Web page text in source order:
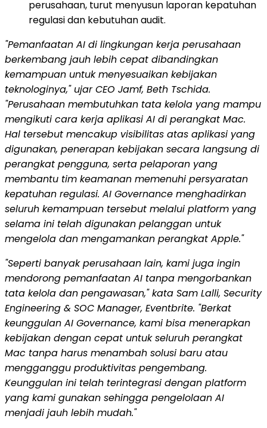
perusahaan, turut menyusun laporan kepatuhan
regulasi dan kebutuhan audit.
"Pemanfaatan AI di lingkungan kerja perusahaan
berkembang jauh lebih cepat dibandingkan
kemampuan untuk menyesuaikan kebijakan
teknologinya," ujar CEO Jamf, Beth Tschida.
"Perusahaan membutuhkan tata kelola yang mampu
mengikuti cara kerja aplikasi AI di perangkat Mac.
Hal tersebut mencakup visibilitas atas aplikasi yang
digunakan, penerapan kebijakan secara langsung di
perangkat pengguna, serta pelaporan yang
membantu tim keamanan memenuhi persyaratan
kepatuhan regulasi. AI Governance menghadirkan
seluruh kemampuan tersebut melalui platform yang
selama ini telah digunakan pelanggan untuk
mengelola dan mengamankan perangkat Apple."
"Seperti banyak perusahaan lain, kami juga ingin
mendorong pemanfaatan AI tanpa mengorbankan
tata kelola dan pengawasan," kata Sam Lalli, Security
Engineering & SOC Manager, Eventbrite. "Berkat
keunggulan AI Governance, kami bisa menerapkan
kebijakan dengan cepat untuk seluruh perangkat
Mac tanpa harus menambah solusi baru atau
mengganggu produktivitas pengembang.
Keunggulan ini telah terintegrasi dengan platform
yang kami gunakan sehingga pengelolaan AI
menjadi jauh lebih mudah."